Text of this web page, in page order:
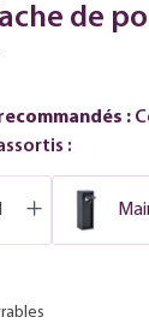
de
:
: